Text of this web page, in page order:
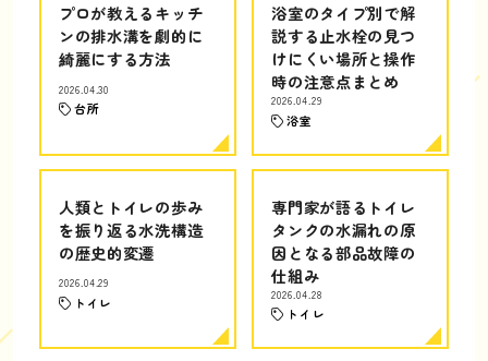
プロが教えるキッチ
ンの排水溝を劇的に
綺麗にする方法
2026.04.30
台所
浴室のタイプ別で解
説する止水栓の見つ
けにくい場所と操作
時の注意点まとめ
2026.04.29
浴室
人類とトイレの歩み
を振り返る水洗構造
の歴史的変遷
2026.04.29
トイレ
専門家が語るトイレ
タンクの水漏れの原
因となる部品故障の
仕組み
2026.04.28
トイレ